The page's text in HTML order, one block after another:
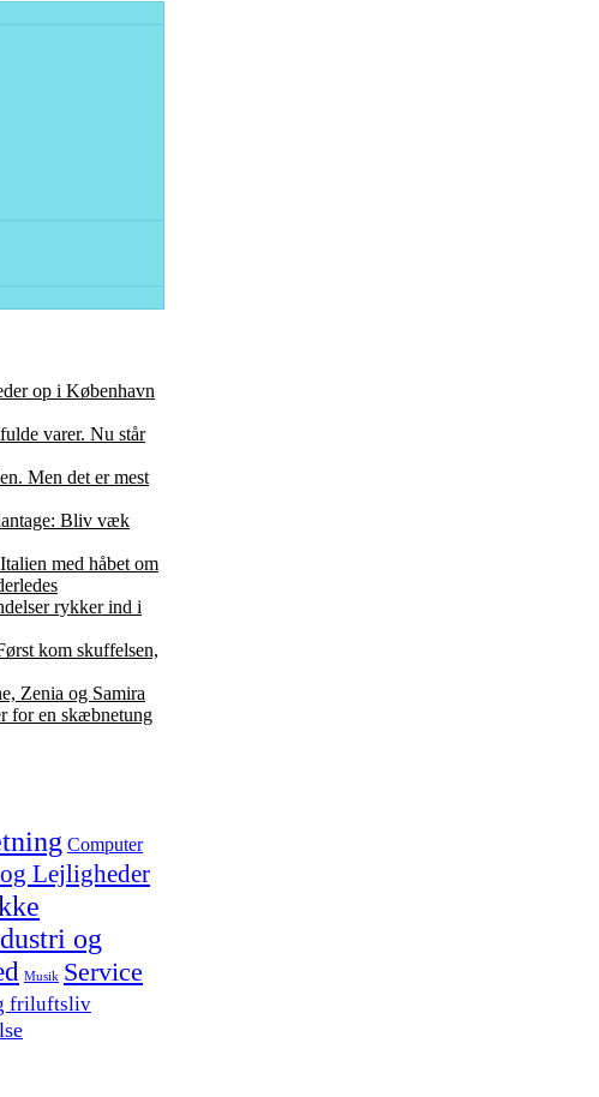
op i København
varer. Nu står
Men det er mest
Bliv væk
med håbet om
rykker ind i
kom skuffelsen,
Zenia og Samira
for en skæbnetung
Computer
Lejligheder
og
Musik Service
friluftsliv